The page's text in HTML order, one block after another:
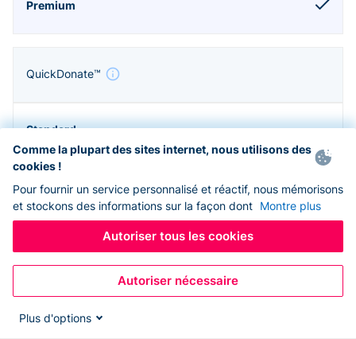
QuickDonate™
Comme la plupart des sites internet, nous utilisons des
cookies !
Pour fournir un service personnalisé et réactif, nous mémorisons
et stockons des informations sur la façon dont Montre plus
Autoriser tous les cookies
Autoriser nécessaire
Plus d'options